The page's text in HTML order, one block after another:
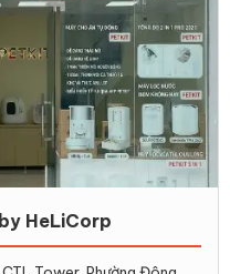
HeLiCorp